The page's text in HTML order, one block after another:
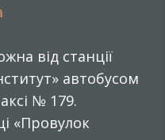
від станції
автобусом
№ 179.
«Провулок